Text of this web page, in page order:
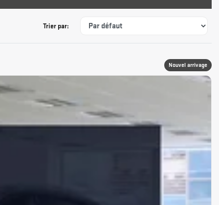
Trier par:
Nouvel arrivage